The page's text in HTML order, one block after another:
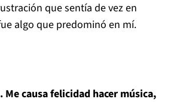
que sentía de vez en
algo que predominó en mí.
. Me causa felicidad hacer música,